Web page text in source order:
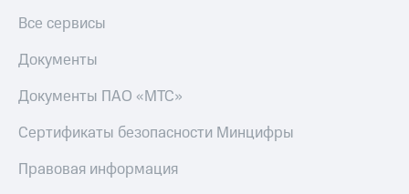
Все сервисы
Документы
Документы ПАО «МТС»
Сертификаты безопасности Минцифры
Правовая информация